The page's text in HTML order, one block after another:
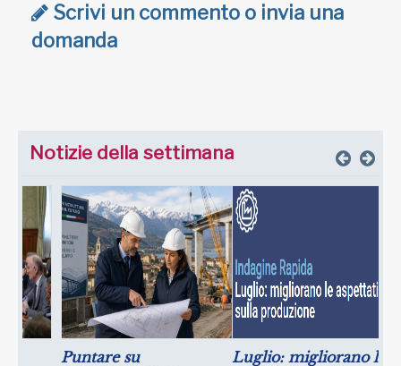
Scrivi un commento o invia una
domanda
Notizie della settimana
Luglio: migliorano le
Crescita della